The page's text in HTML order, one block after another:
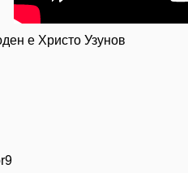
е Христо Узунов